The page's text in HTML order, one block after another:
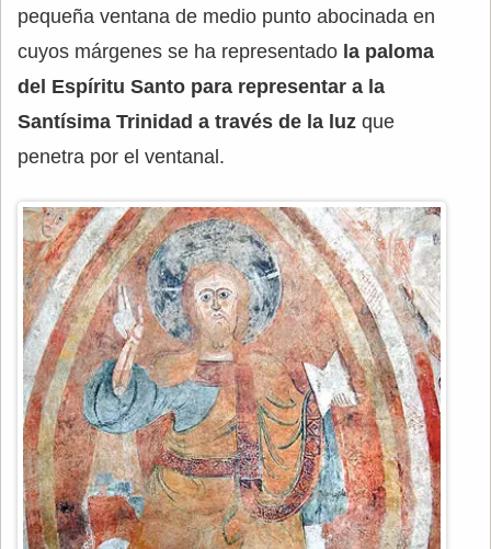
pequeña ventana de medio punto abocinada en
cuyos márgenes se ha representado la paloma
del Espíritu Santo para representar a la
Santísima Trinidad a través de la luz que
penetra por el ventanal.